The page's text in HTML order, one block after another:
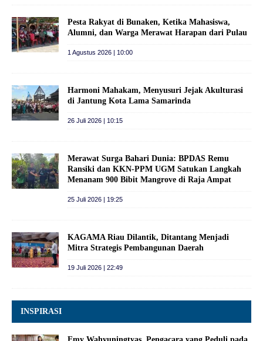
Pesta Rakyat di Bunaken, Ketika Mahasiswa,
Alumni, dan Warga Merawat Harapan dari Pulau
1 Agustus 2026 | 10:00
Harmoni Mahakam, Menyusuri Jejak Akulturasi
di Jantung Kota Lama Samarinda
26 Juli 2026 | 10:15
Merawat Surga Bahari Dunia: BPDAS Remu
Ransiki dan KKN-PPM UGM Satukan Langkah
Menanam 900 Bibit Mangrove di Raja Ampat
25 Juli 2026 | 19:25
KAGAMA Riau Dilantik, Ditantang Menjadi
Mitra Strategis Pembangunan Daerah
19 Juli 2026 | 22:49
INSPIRASI